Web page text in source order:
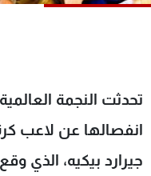
تحدثت النجمة
انفصالها عن لاعب
جدول البرامج
عن MTV
الإنـتـاج